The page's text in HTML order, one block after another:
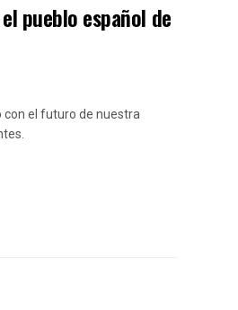
pueblo español de
con el futuro de nuestra